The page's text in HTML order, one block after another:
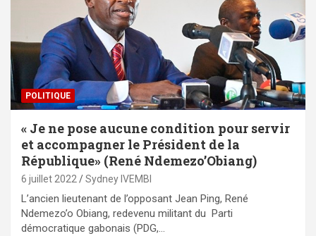
POLITIQUE
« Je ne pose aucune condition pour servir
et accompagner le Président de la
République» (René Ndemezo’Obiang)
6 juillet 2022 Sydney IVEMBI
L’ancien lieutenant de l’opposant Jean Ping, René
Ndemezo’o Obiang, redevenu militant du Parti
démocratique gabonais (PDG,…